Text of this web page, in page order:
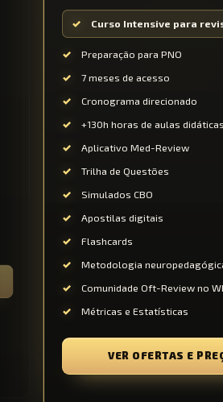
Curso Intensive para
Preparação para PNO
7 meses de acesso
Cronograma direcionado
+130h horas de aulas didáticas
Aplicativo Med-Review
Trilha de Questões
Simulados CBO
Apostilas digitais
Flashcards
Metodologia
Comunidade Oft-Review no
Métricas e Estatísticas
VER OFERTAS E